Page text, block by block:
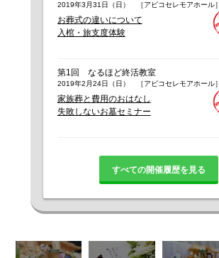
2019年3月31日（日） ［アビコセレモアホール］
お葬式の違いについて
入棺・旅支度体験
第1回 なるほど終活教室
2019年2月24日（日） ［アビコセレモアホール］
家族葬と費用のおはなし
失敗しないお墓セミナー
すべての開催履歴を見る